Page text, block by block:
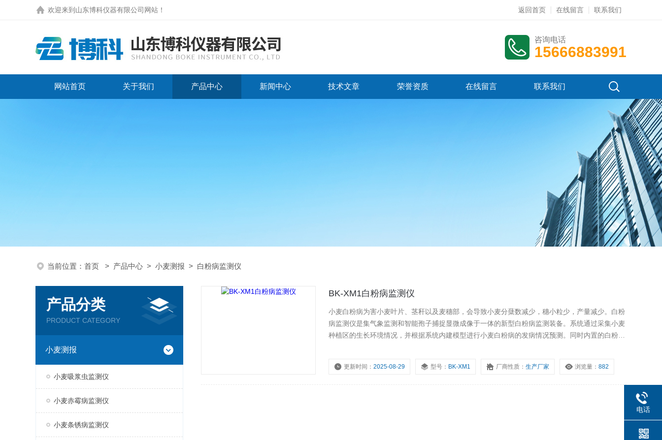
欢迎来到 山东博科仪器有限公司网站 ！ 返回首页 在线留言 联系我们
咨询电话
15666883991
网站首页 关于我们 产品中心 新闻中心 技术文章 荣誉资质 在线留言 联系我们
当前位置： 首页 > 产品中心 > 小麦测报 > 白粉病监测仪
产品分类
PRODUCT CATEGORY
小麦测报
小麦吸浆虫监测仪
小麦赤霉病监测仪
小麦条锈病监测仪
BK-XM1白粉病监测仪
小麦白粉病为害小麦叶片、茎秆以及麦穗部，会导致小麦分蘖数减少，穗小粒少，产量减少。白粉
病监测仪是集气象监测和智能孢子捕捉显微成像于一体的新型白粉病监测装备。系统通过采集小麦
种植区的生长环境情况，并根据系统内建模型进行小麦白粉病的发病情况预测。同时内置的白粉病
更新时间：2025-08-29 型号： BK-XM1 厂商性质：生产厂家 浏览量：882
电话